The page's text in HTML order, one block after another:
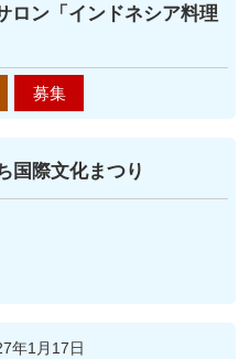
ロン「インドネシア料理
募集
国際文化まつり
年1月17日